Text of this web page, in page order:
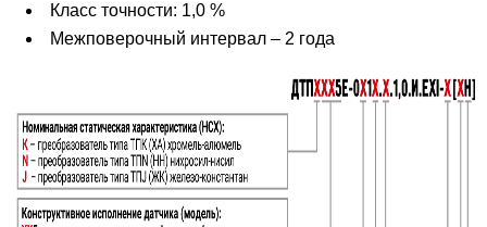
Класс точности: 1,0 %
Межповерочный интервал – 2 года